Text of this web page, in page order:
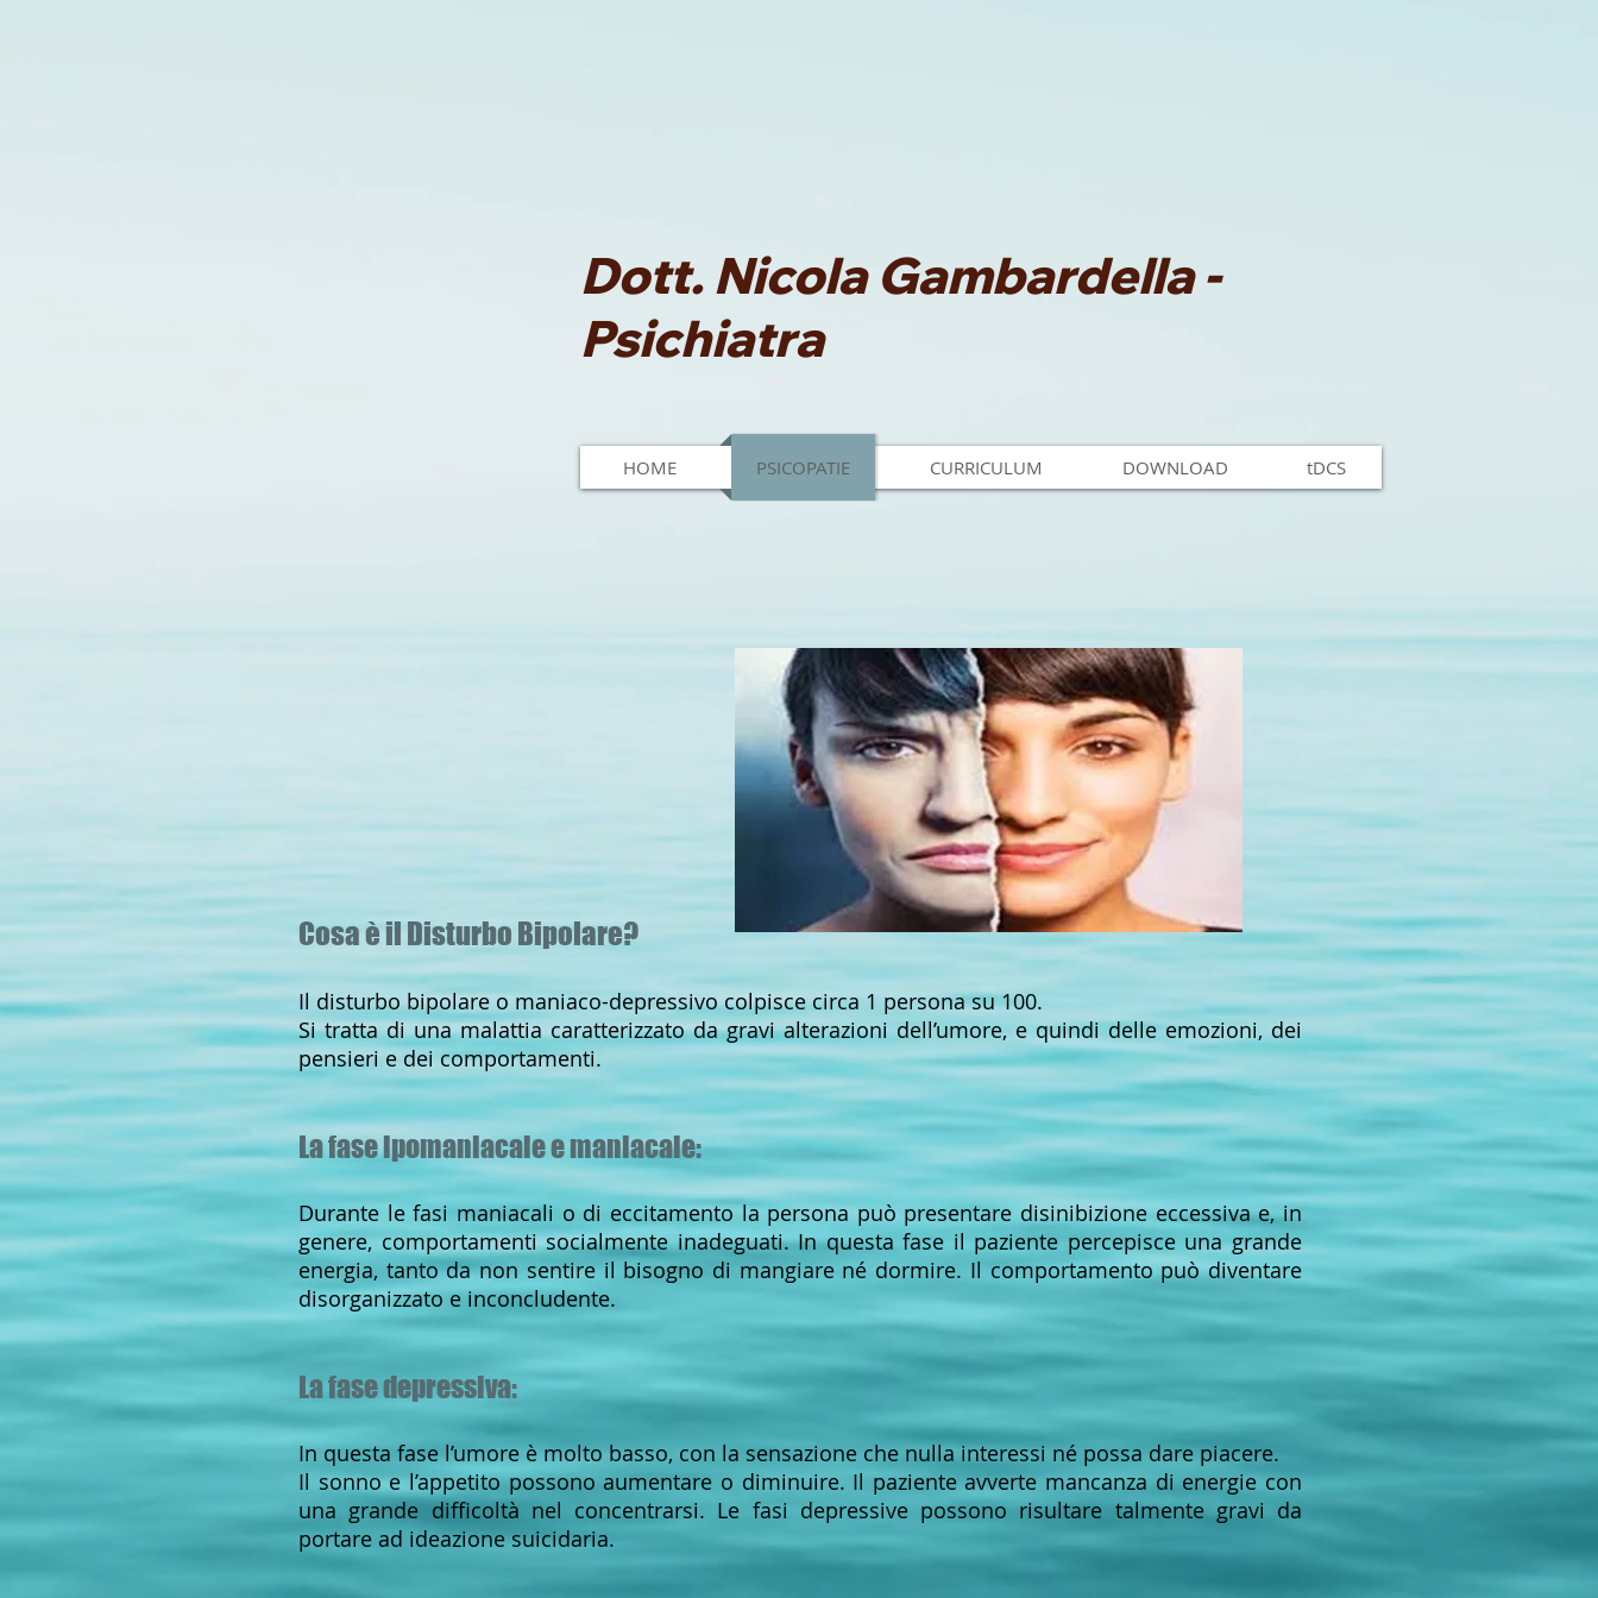
Dott. Nicola Gambardella -
Psichiatra
HOME PSICOPATIE CURRICULUM DOWNLOAD tDCS
Cosa è il Disturbo Bipolare?
Il disturbo bipolare o maniaco-depressivo colpisce circa 1 persona su 100.
Si tratta di una malattia caratterizzato da gravi alterazioni dell’umore, e quindi delle emozioni, dei
pensieri e dei comportamenti.
La fase ipomaniacale e maniacale:
Durante le fasi maniacali o di eccitamento la persona può presentare disinibizione eccessiva e, in
genere, comportamenti socialmente inadeguati. In questa fase il paziente percepisce una grande
energia, tanto da non sentire il bisogno di mangiare né dormire. Il comportamento può diventare
disorganizzato e inconcludente.
La fase depressiva:
In questa fase l’umore è molto basso, con la sensazione che nulla interessi né possa dare piacere.
Il sonno e l’appetito possono aumentare o diminuire. Il paziente avverte mancanza di energie con
una grande difficoltà nel concentrarsi. Le fasi depressive possono risultare talmente gravi da
portare ad ideazione suicidaria.